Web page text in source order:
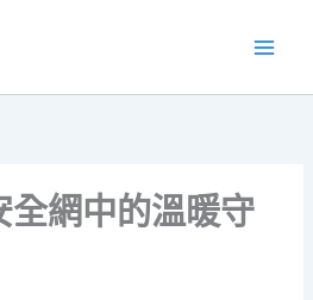
全網中的溫暖守